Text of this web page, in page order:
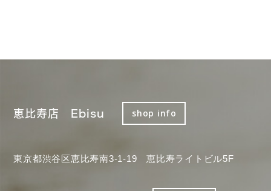
恵比寿店 Ebisu shop info
東京都渋谷区恵比寿南3-1-19 恵比寿ライトビル5F